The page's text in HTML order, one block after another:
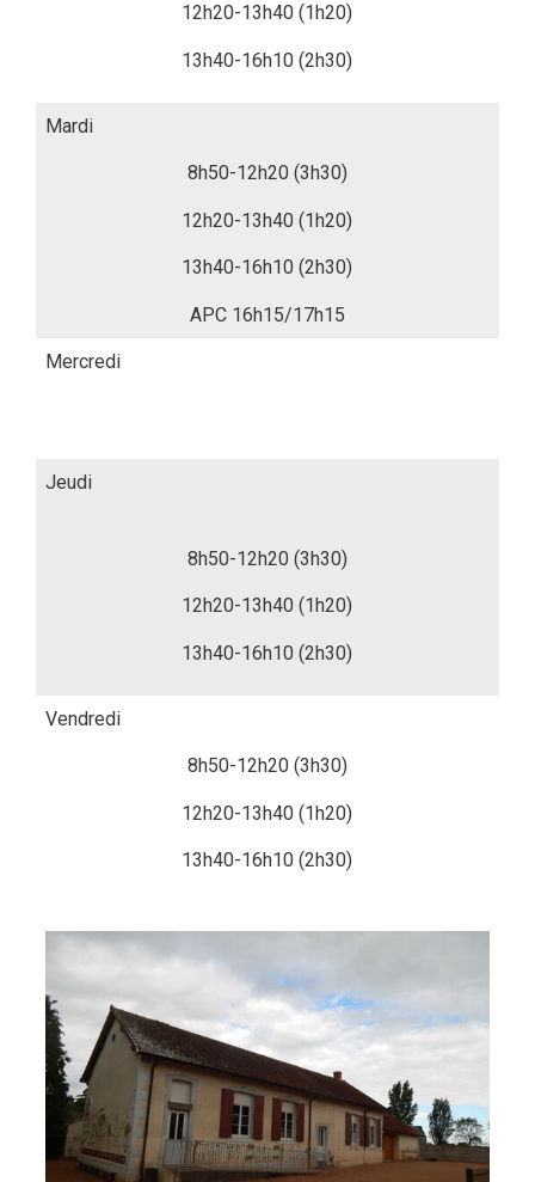
12h20-13h40 (1h20)
13h40-16h10 (2h30)
Mardi
8h50-12h20 (3h30)
12h20-13h40 (1h20)
13h40-16h10 (2h30)
APC 16h15/17h15
Mercredi
Jeudi
8h50-12h20 (3h30)
12h20-13h40 (1h20)
13h40-16h10 (2h30)
Vendredi
8h50-12h20 (3h30)
12h20-13h40 (1h20)
13h40-16h10 (2h30)